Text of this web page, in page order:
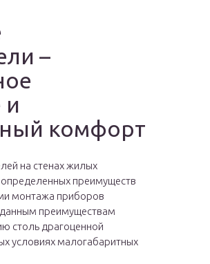
–
и
комфорт
на стенах жилых
преимуществ
монтажа приборов
преимуществам
столь драгоценной
условиях малогабаритных